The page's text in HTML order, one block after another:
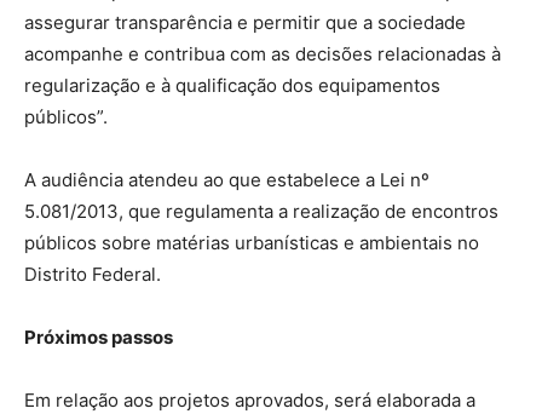
assegurar transparência e permitir que a sociedade
acompanhe e contribua com as decisões relacionadas à
regularização e à qualificação dos equipamentos
públicos”.
A audiência atendeu ao que estabelece a Lei nº
5.081/2013, que regulamenta a realização de encontros
públicos sobre matérias urbanísticas e ambientais no
Distrito Federal.
Próximos passos
Em relação aos projetos aprovados, será elaborada a